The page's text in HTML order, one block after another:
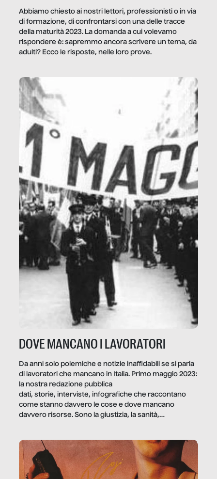
Abbiamo chiesto ai nostri lettori, professionisti o in via
di formazione, di confrontarsi con una delle tracce
della maturità 2023. La domanda a cui volevamo
rispondere è: sapremmo ancora scrivere un tema, da
adulti? Ecco le risposte, nelle loro prove.
DOVE MANCANO I LAVORATORI
Da anni solo polemiche e notizie inaffidabili se si parla
di lavoratori che mancano in Italia. Primo maggio 2023:
la nostra redazione pubblica
dati, storie, interviste, infografiche che raccontano
come stanno davvero le cose e dove mancano
davvero risorse. Sono la giustizia, la sanità,